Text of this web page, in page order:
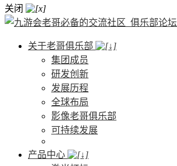
关闭
关于老哥俱乐部
集团成员
研发创新
发展历程
全球布局
影像老哥俱乐部
可持续发展
产品中心